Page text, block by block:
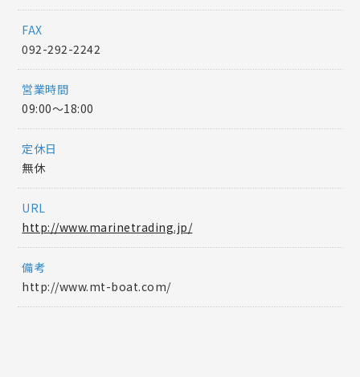
FAX
092-292-2242
営業時間
09:00〜18:00
定休日
無休
URL
http://www.marinetrading.jp/
備考
http://www.mt-boat.com/